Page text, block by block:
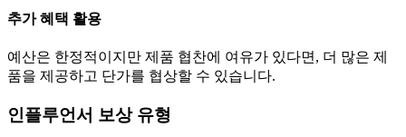
추가 혜택 활용
예산은 한정적이지만 제품 협찬에 여유가 있다면, 더 많은 제
품을 제공하고 단가를 협상할 수 있습니다.
인플루언서 보상 유형